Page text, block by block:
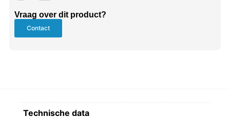
Vraag over dit product?
Contact
Technische data